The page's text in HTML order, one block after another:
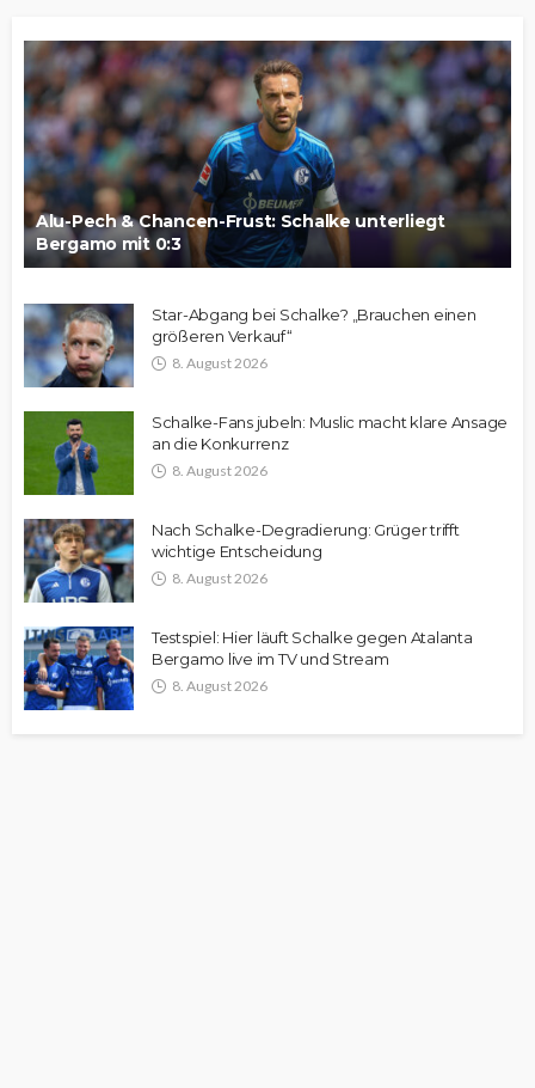
Alu-Pech & Chancen-Frust: Schalke unterliegt
Bergamo mit 0:3
Star-Abgang bei Schalke? „Brauchen einen
größeren Verkauf“
8. August 2026
Schalke-Fans jubeln: Muslic macht klare Ansage
an die Konkurrenz
8. August 2026
Nach Schalke-Degradierung: Grüger trifft
wichtige Entscheidung
8. August 2026
Testspiel: Hier läuft Schalke gegen Atalanta
Bergamo live im TV und Stream
8. August 2026